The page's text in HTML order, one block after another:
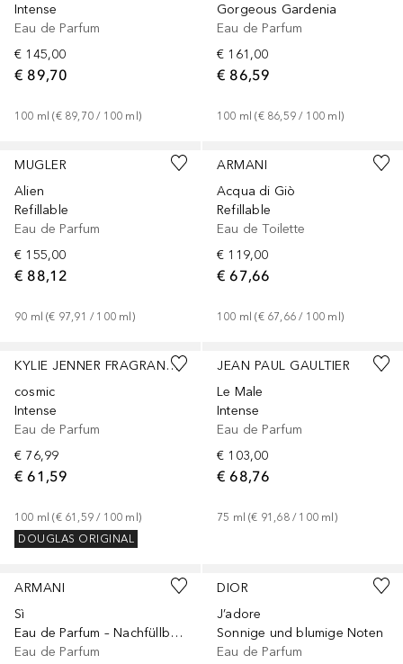
Intense
Eau de Parfum
€ 145,00
€ 89,70
100 ml (€ 89,70 / 100 ml)
Gorgeous Gardenia
Eau de Parfum
€ 161,00
€ 86,59
100 ml (€ 86,59 / 100 ml)
MUGLER
Alien
Refillable
Eau de Parfum
€ 155,00
€ 88,12
90 ml (€ 97,91 / 100 ml)
ARMANI
Acqua di Giò
Refillable
Eau de Toilette
€ 119,00
€ 67,66
100 ml (€ 67,66 / 100 ml)
KYLIE JENNER FRAGRANCES
cosmic
Intense
Eau de Parfum
€ 76,99
€ 61,59
100 ml (€ 61,59 / 100 ml)
DOUGLAS ORIGINAL
JEAN PAUL GAULTIER
Le Male
Intense
Eau de Parfum
€ 103,00
€ 68,76
75 ml (€ 91,68 / 100 ml)
ARMANI
Sì
Eau de Parfum – Nachfüllbares Parfüm
Eau de Parfum
DIOR
J’adore
Sonnige und blumige Noten
Eau de Parfum